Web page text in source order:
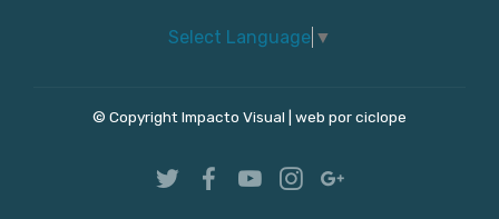
Select Language ▼
© Copyright Impacto Visual | web por ciclope